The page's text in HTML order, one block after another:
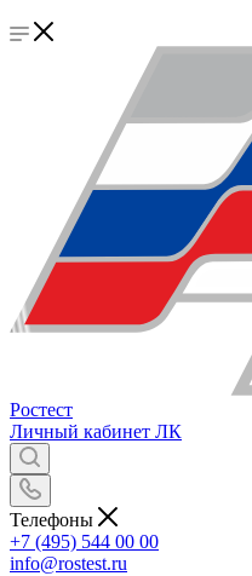
Ростест
Личный кабинет ЛК
Телефоны
+7 (495) 544 00 00
info@rostest.ru